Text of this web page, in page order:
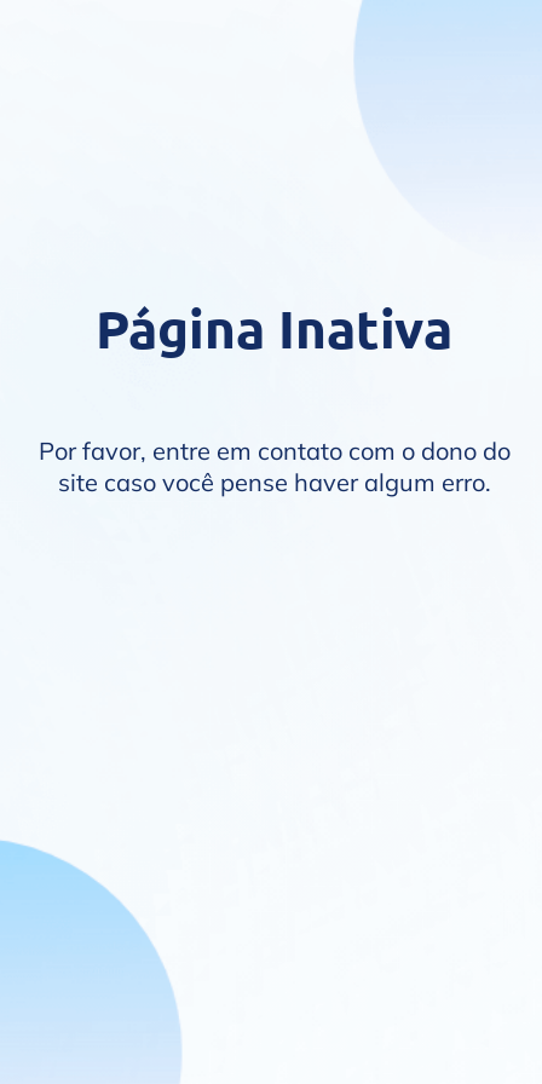
Página Inativa
Por favor, entre em contato com o dono do
site caso você pense haver algum erro.